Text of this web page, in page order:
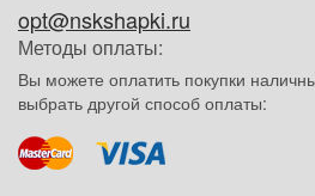
opt@nskshapki.ru
Методы оплаты:
Вы можете оплатить покупки
выбрать другой способ оплаты: